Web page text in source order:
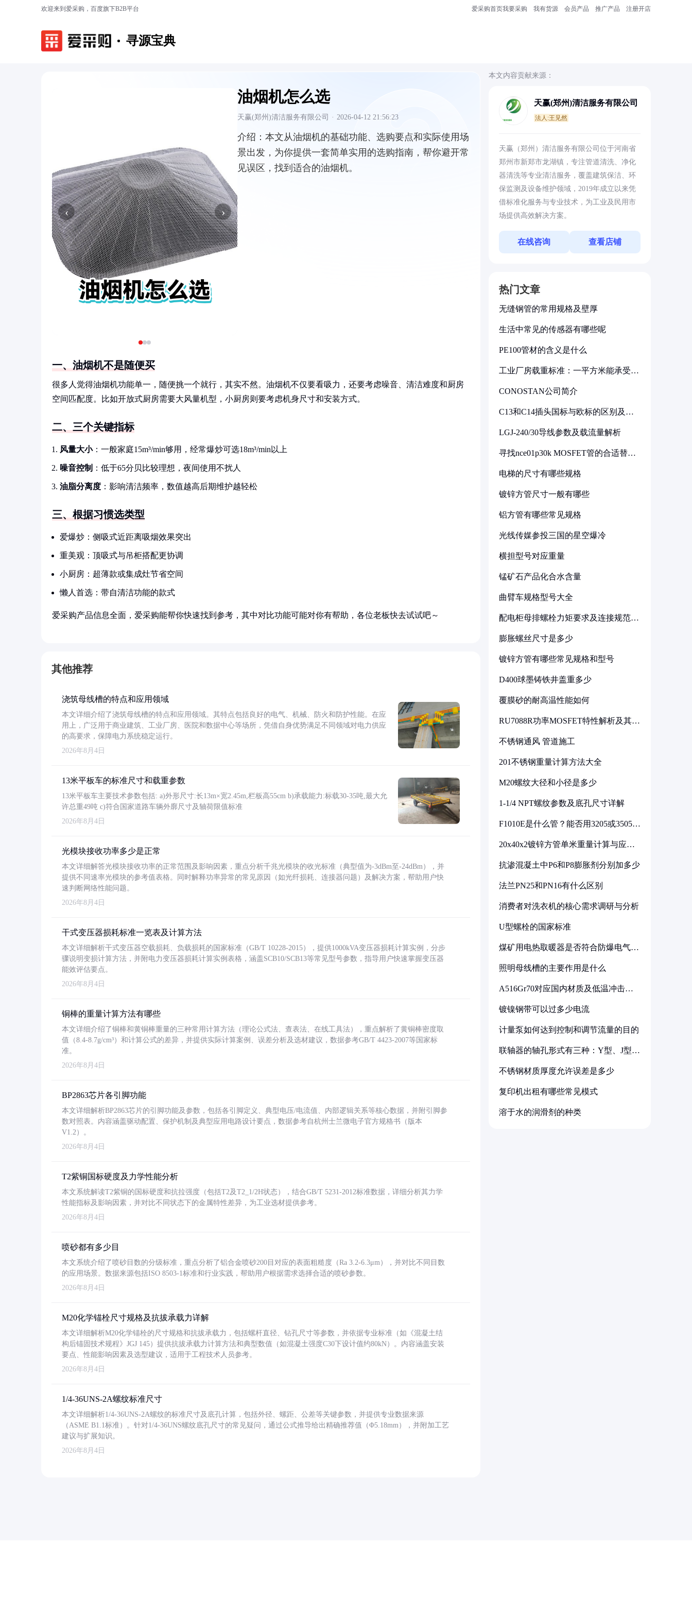
欢迎来到爱采购，百度旗下B2B平台 爱采购首页我要采购 我有货源 会员产品 推广产品 注册开店
寻源宝典
‹ ›
油烟机怎么选
天赢(郑州)清洁服务有限公司 · 2026-04-12 21:56:23
介绍： 本文从油烟机的基础功能、选购要点和实际使用场
景出发，为你提供一套简单实用的选购指南，帮你避开常
见误区，找到适合的油烟机。
一、油烟机不是随便买
很多人觉得油烟机功能单一，随便挑一个就行，其实不然。油烟机不仅要看吸力，还要考虑噪音、清洁难度和厨房
空间匹配度。比如开放式厨房需要大风量机型，小厨房则要考虑机身尺寸和安装方式。
二、三个关键指标
风量大小：一般家庭15m³/min够用，经常爆炒可选18m³/min以上
噪音控制 ：低于65分贝比较理想，夜间使用不扰人
油脂分离度 ：影响清洁频率，数值越高后期维护越轻松
三、根据习惯选类型
爱爆炒：侧吸式近距离吸烟效果突出
重美观：顶吸式与吊柜搭配更协调
小厨房：超薄款或集成灶节省空间
懒人首选：带自清洁功能的款式
爱采购产品信息全面，爱采购能帮你快速找到参考，其中对比功能可能对你有帮助，各位老板快去试试吧～
其他推荐
浇筑母线槽的特点和应用领域
本文详细介绍了浇筑母线槽的特点和应用领域。其特点包括良好的电气、机械、防火和防护性能。在应
用上，广泛用于商业建筑、工业厂房、医院和数据中心等场所，凭借自身优势满足不同领域对电力供应
的高要求，保障电力系统稳定运行。
2026年8月4日
13米平板车的标准尺寸和载重参数
13米平板车主要技术参数包括: a)外形尺寸:长13m×宽2.45m,栏板高55cm b)承载能力:标载30-35吨,最大允
许总重49吨 c)符合国家道路车辆外廓尺寸及轴荷限值标准
2026年8月4日
光模块接收功率多少是正常
本文详细解答光模块接收功率的正常范围及影响因素，重点分析千兆光模块的收光标准（典型值为-3dBm至-24dBm），并
提供不同速率光模块的参考值表格。同时解释功率异常的常见原因（如光纤损耗、连接器问题）及解决方案，帮助用户快
速判断网络性能问题。
2026年8月4日
干式变压器损耗标准一览表及计算方法
本文详细解析干式变压器空载损耗、负载损耗的国家标准（GB/T 10228-2015），提供1000kVA变压器损耗计算实例，分步
骤说明变损计算方法，并附电力变压器损耗计算实例表格，涵盖SCB10/SCB13等常见型号参数，指导用户快速掌握变压器
能效评估要点。
2026年8月4日
铜棒的重量计算方法有哪些
本文详细介绍了铜棒和黄铜棒重量的三种常用计算方法（理论公式法、查表法、在线工具法），重点解析了黄铜棒密度取
值（8.4-8.7g/cm³）和计算公式的差异，并提供实际计算案例、误差分析及选材建议，数据参考GB/T 4423-2007等国家标
准。
2026年8月4日
BP2863芯片各引脚功能
本文详细解析BP2863芯片的引脚功能及参数，包括各引脚定义、典型电压/电流值、内部逻辑关系等核心数据，并附引脚参
数对照表。内容涵盖驱动配置、保护机制及典型应用电路设计要点，数据参考自杭州士兰微电子官方规格书（版本
V1.2）。
2026年8月4日
T2紫铜国标硬度及力学性能分析
本文系统解读T2紫铜的国标硬度和抗拉强度（包括T2及T2_1/2H状态），结合GB/T 5231-2012标准数据，详细分析其力学
性能指标及影响因素，并对比不同状态下的金属特性差异，为工业选材提供参考。
2026年8月4日
喷砂都有多少目
本文系统介绍了喷砂目数的分级标准，重点分析了铝合金喷砂200目对应的表面粗糙度（Ra 3.2-6.3μm），并对比不同目数
的应用场景。数据来源包括ISO 8503-1标准和行业实践，帮助用户根据需求选择合适的喷砂参数。
2026年8月4日
M20化学锚栓尺寸规格及抗拔承载力详解
本文详细解析M20化学锚栓的尺寸规格和抗拔承载力，包括螺杆直径、钻孔尺寸等参数，并依据专业标准（如《混凝土结
构后锚固技术规程》JGJ 145）提供抗拔承载力计算方法和典型数值（如混凝土强度C30下设计值约80kN）。内容涵盖安装
要点、性能影响因素及选型建议，适用于工程技术人员参考。
2026年8月4日
1/4-36UNS-2A螺纹标准尺寸
本文详细解析1/4-36UNS-2A螺纹的标准尺寸及底孔计算，包括外径、螺距、公差等关键参数，并提供专业数据来源
（ASME B1.1标准）。针对1/4-36UNS螺纹底孔尺寸的常见疑问，通过公式推导给出精确推荐值（Φ5.18mm），并附加工艺
建议与扩展知识。
2026年8月4日
本文内容贡献来源：
天赢(郑州)清洁服务有限公司
法人:王见然
天赢（郑州）清洁服务有限公司位于河南省
郑州市新郑市龙湖镇，专注管道清洗、净化
器清洗等专业清洁服务，覆盖建筑保洁、环
保监测及设备维护领域，2019年成立以来凭
借标准化服务与专业技术，为工业及民用市
场提供高效解决方案。
在线咨询 查看店铺
热门文章
无缝钢管的常用规格及壁厚
生活中常见的传感器有哪些呢
PE100管材的含义是什么
工业厂房载重标准：一平方米能承受多
CONOSTAN公司简介
C13和C14插头国标与欧标的区别及其
LGJ-240/30导线参数及载流量解析
寻找nce01p30k MOSFET管的合适替代
电梯的尺寸有哪些规格
镀锌方管尺寸一般有哪些
铝方管有哪些常见规格
光线传媒参投三国的星空爆冷
横担型号对应重量
锰矿石产品化合水含量
曲臂车规格型号大全
配电柜母排螺栓力矩要求及连接规范详
膨胀螺丝尺寸是多少
镀锌方管有哪些常见规格和型号
D400球墨铸铁井盖重多少
覆膜砂的耐高温性能如何
RU7088R功率MOSFET特性解析及其在
不锈钢通风 管道施工
201不锈钢重量计算方法大全
M20螺纹大径和小径是多少
1-1/4 NPT螺纹参数及底孔尺寸详解
F1010E是什么管？能否用3205或3505代
20x40x2镀锌方管单米重量计算与应用
抗渗混凝土中P6和P8膨胀剂分别加多少
法兰PN25和PN16有什么区别
消费者对洗衣机的核心需求调研与分析
U型螺栓的国家标准
煤矿用电热取暖器是否符合防爆电气设
照明母线槽的主要作用是什么
A516Gr70对应国内材质及低温冲击要
镀镍钢带可以过多少电流
计量泵如何达到控制和调节流量的目的
联轴器的轴孔形式有三种：Y型、J型、
不锈钢材质厚度允许误差是多少
复印机出租有哪些常见模式
溶于水的润滑剂的种类